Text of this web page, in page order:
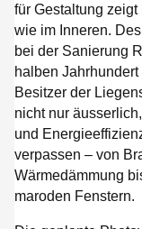
für Gestaltung
wie im Inneren.
bei der Sanierung
halben
Besitzer der
nicht nur
und
verpassen – von
Wärmedämmung
maroden Fenstern.